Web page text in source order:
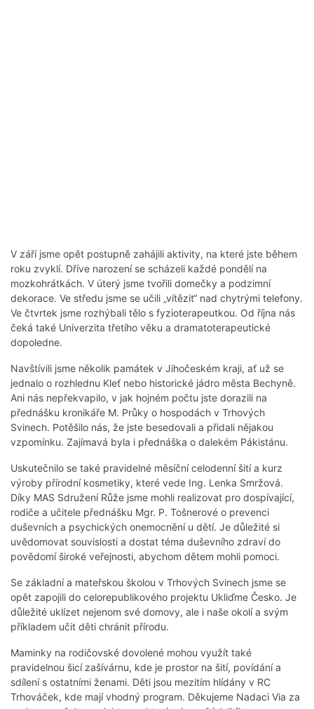
V září jsme opět postupně zahájili aktivity, na které jste během
roku zvyklí. Dříve narození se scházeli každé pondělí na
mozkohrátkách. V úterý jsme tvořili domečky a podzimní
dekorace. Ve středu jsme se učili „vítězit“ nad chytrými telefony.
Ve čtvrtek jsme rozhýbali tělo s fyzioterapeutkou. Od října nás
čeká také Univerzita třetího věku a dramatoterapeutické
dopoledne.
Navštívili jsme několik památek v Jihočeském kraji, ať už se
jednalo o rozhlednu Kleť nebo historické jádro města Bechyně.
Ani nás nepřekvapilo, v jak hojném počtu jste dorazili na
přednášku kronikáře M. Průky o hospodách v Trhových
Svinech. Potěšilo nás, že jste besedovali a přidali nějakou
vzpomínku. Zajímavá byla i přednáška o dalekém Pákistánu.
Uskutečnilo se také pravidelné měsíční celodenní šití a kurz
výroby přírodní kosmetiky, které vede Ing. Lenka Smržová.
Díky MAS Sdružení Růže jsme mohli realizovat pro dospívající,
rodiče a učitele přednášku Mgr. P. Tošnerové o prevenci
duševních a psychických onemocnění u dětí. Je důležité si
uvědomovat souvislosti a dostat téma duševního zdraví do
povědomí široké veřejnosti, abychom dětem mohli pomoci.
Se základní a mateřskou školou v Trhových Svinech jsme se
opět zapojili do celorepublikového projektu Ukliďme Česko. Je
důležité uklízet nejenom své domovy, ale i naše okolí a svým
příkladem učit děti chránit přírodu.
Maminky na rodičovské dovolené mohou využít také
pravidelnou šicí zašívárnu, kde je prostor na šití, povídání a
sdílení s ostatními ženami. Děti jsou mezitím hlídány v RC
Trhováček, kde mají vhodný program. Děkujeme Nadaci Via za